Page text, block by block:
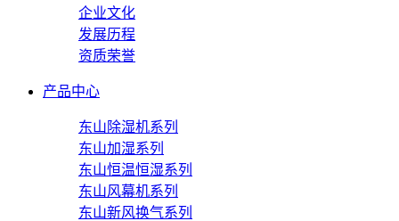
企业文化
发展历程
资质荣誉
产品中心
东山除湿机系列
东山加湿系列
东山恒温恒湿系列
东山风幕机系列
东山新风换气系列